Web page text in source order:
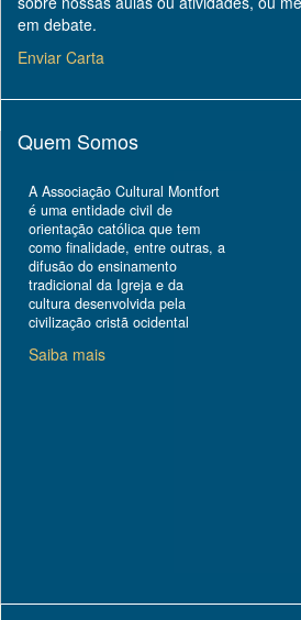
em debate.
Enviar Carta
Quem Somos
A Associação Cultural Montfort
é uma entidade civil de
orientação católica que tem
como finalidade, entre outras, a
difusão do ensinamento
tradicional da Igreja e da
cultura desenvolvida pela
civilização cristã ocidental
Saiba mais